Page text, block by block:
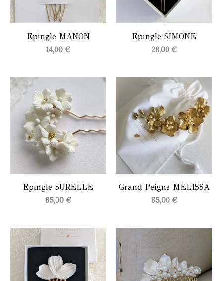
Epingle MANON
14,00 €
Epingle SIMONE
28,00 €
Epingle SURELLE
65,00 €
Grand Peigne MELISSA
85,00 €